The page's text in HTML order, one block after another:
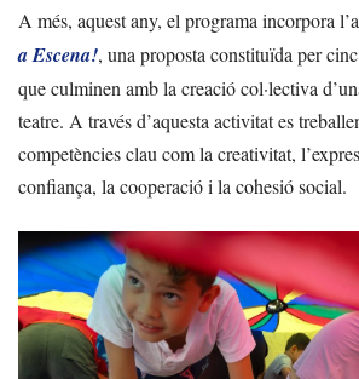
A més, aquest any, el programa incorpora
a Escena!, una proposta constituïda per
que culminen amb la creació col·lectiva
teatre. A través d’aquesta activitat es
competències clau com la creativitat,
confiança, la cooperació i la cohesió social.